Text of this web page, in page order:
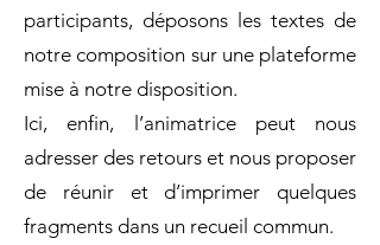
participants, déposons les textes de
notre composition sur une plateforme
mise à notre disposition.
Ici, enfin, l’animatrice peut nous
adresser des retours et nous proposer
de réunir et d’imprimer quelques
fragments dans un recueil commun.